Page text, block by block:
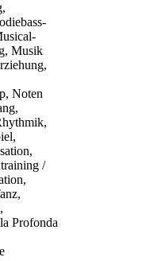
Musik
Noten
/
Profonda